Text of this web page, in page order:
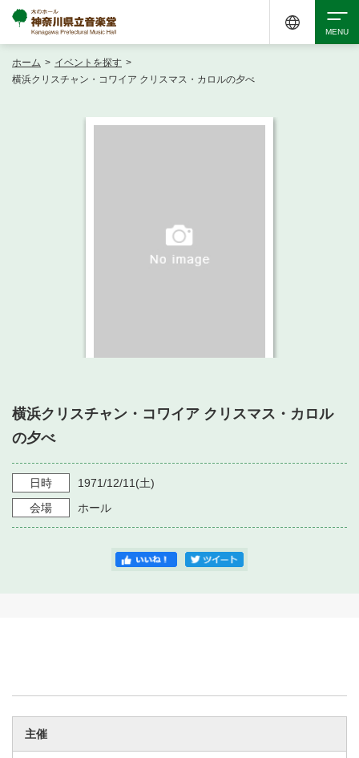
・ フロアマップ
・ よくある質問
・ 空き状況
・ 利用料金
・ 音楽堂のご案内
・ フロアマップ
・ 芸術参与
神奈川県立音楽堂
SNS
ホーム > イベントを探す >
横浜クリスチャン・コワイア クリスマス・カロルの夕べ
横浜クリスチャン・コワイア クリスマス・カロル
の夕べ
日時 1971/12/11 (土)
会場
ホール
主催